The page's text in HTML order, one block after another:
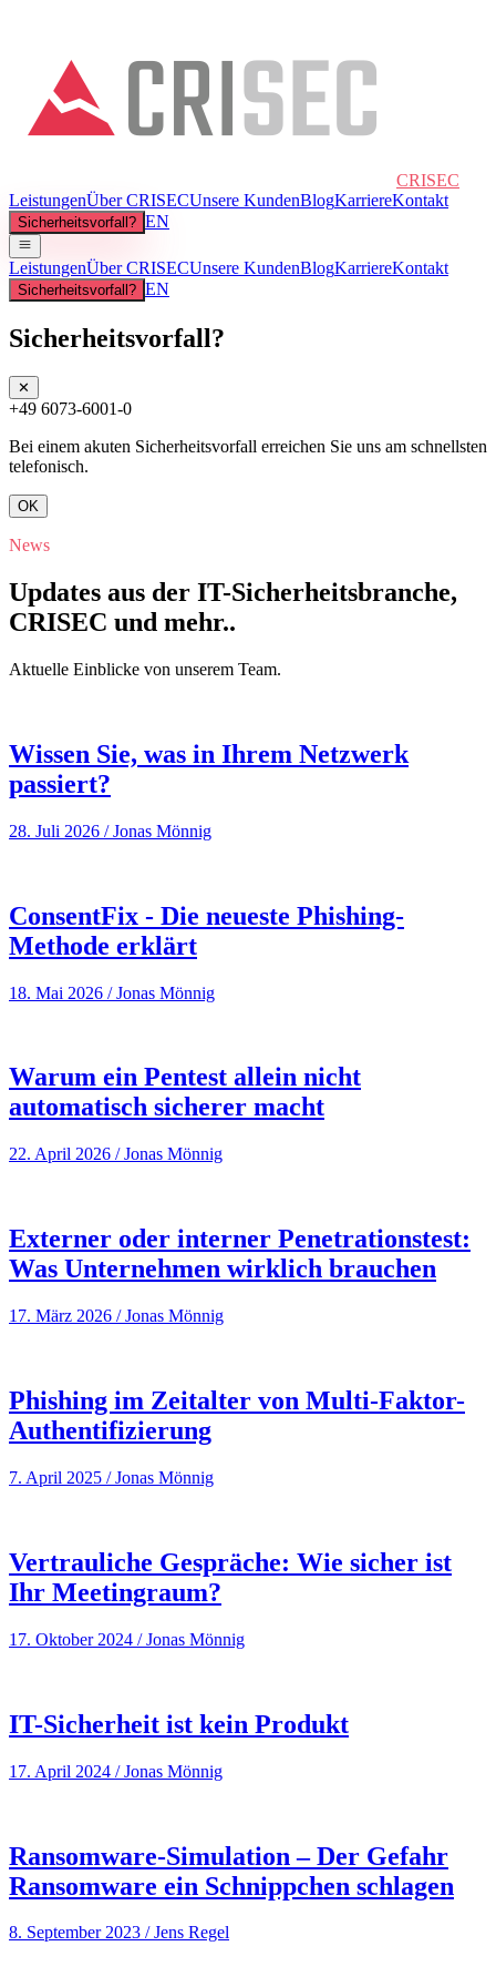
CRISEC
LeistungenÜber CRISECUnsere KundenBlogKarriereKontakt
Sicherheitsvorfall? EN
LeistungenÜber CRISECUnsere KundenBlogKarriereKontakt
Sicherheitsvorfall? EN
Sicherheitsvorfall?
✕
+49 6073-6001-0
Bei einem akuten Sicherheitsvorfall erreichen Sie uns am schnellsten
telefonisch.
OK
News
Updates aus der IT-Sicherheitsbranche,
CRISEC und mehr..
Aktuelle Einblicke von unserem Team.
Wissen Sie, was in Ihrem Netzwerk
passiert?
28. Juli 2026 /Jonas Mönnig
ConsentFix - Die neueste Phishing-
Methode erklärt
18. Mai 2026 /Jonas Mönnig
Warum ein Pentest allein nicht
automatisch sicherer macht
22. April 2026 /Jonas Mönnig
Externer oder interner Penetrationstest:
Was Unternehmen wirklich brauchen
17. März 2026 /Jonas Mönnig
Phishing im Zeitalter von Multi-Faktor-
Authentifizierung
7. April 2025 /Jonas Mönnig
Vertrauliche Gespräche: Wie sicher ist
Ihr Meetingraum?
17. Oktober 2024 /Jonas Mönnig
IT-Sicherheit ist kein Produkt
17. April 2024 /Jonas Mönnig
Ransomware-Simulation – Der Gefahr
Ransomware ein Schnippchen schlagen
8. September 2023 /Jens Regel